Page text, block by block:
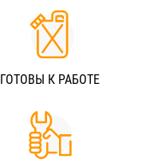
ГОТОВЫ К РАБОТЕ